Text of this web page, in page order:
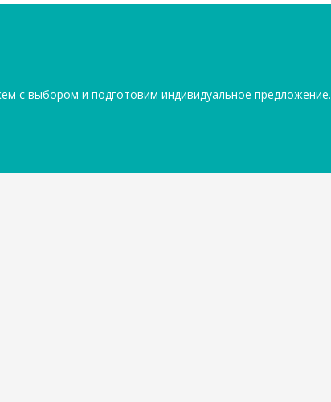
с выбором и подготовим индивидуальное предложение.